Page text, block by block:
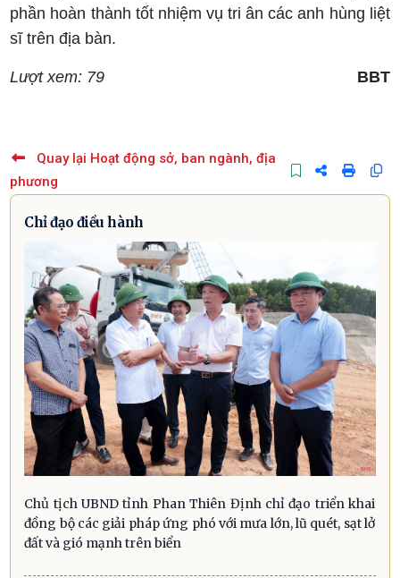
phần hoàn thành tốt nhiệm vụ tri ân các anh hùng liệt
sĩ trên địa bàn.
Lượt xem: 79 BBT
Quay lại Hoạt động sở, ban ngành, địa
phương
Chỉ đạo điều hành
Chủ tịch UBND tỉnh Phan Thiên Định chỉ đạo triển khai
đồng bộ các giải pháp ứng phó với mưa lớn, lũ quét, sạt lở
đất và gió mạnh trên biển